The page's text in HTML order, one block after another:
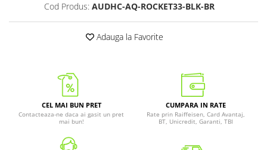
Cod Produs: AUDHC-AQ-ROCKET33-BLK-BR
Adauga la Favorite
CEL MAI BUN PRET
Contacteaza-ne daca ai gasit un pret
mai bun!
CUMPARA IN RATE
Rate prin Raiffeisen, Card Avantaj,
BT, Unicredit, Garanti, TBI